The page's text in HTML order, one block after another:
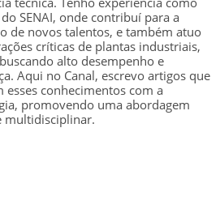
SENAI, onde contribuí para a
de novos talentos, e também atuo
críticas de plantas industriais,
alto desempenho e
Aqui no Canal, escrevo artigos que
esses conhecimentos com a
promovendo uma abordagem
multidisciplinar.